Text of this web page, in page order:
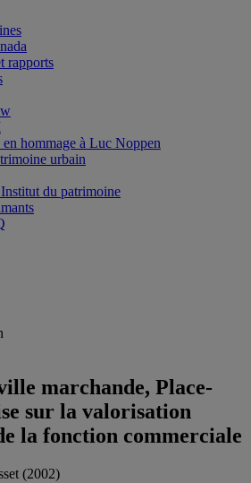
rapports
hommage à Luc Noppen
urbain
du patrimoine
marchande, Place-
sur la valorisation
la fonction commerciale
(2002)